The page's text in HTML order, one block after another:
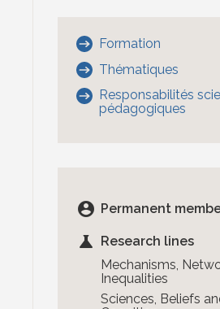
Formation
Thématiques
Responsabilités
pédagogiques
account_circle Permanent
science Research lines
Mechanisms,
Inequalities
Sciences, Beliefs